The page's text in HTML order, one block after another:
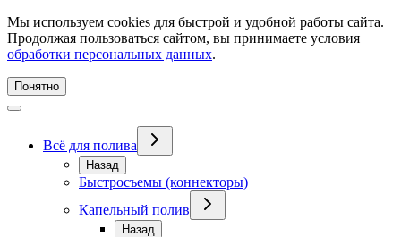
Мы используем cookies для быстрой и удобной работы сайта.
Продолжая пользоваться сайтом, вы принимаете условия
обработки персональных данных.
Понятно
Всё для полива
Назад
Быстросъемы (коннекторы)
Капельный полив
Назад